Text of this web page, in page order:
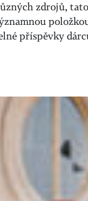
zdrojů,
příspěvky